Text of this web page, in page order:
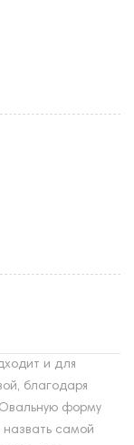
и для
благодаря
форму
самой